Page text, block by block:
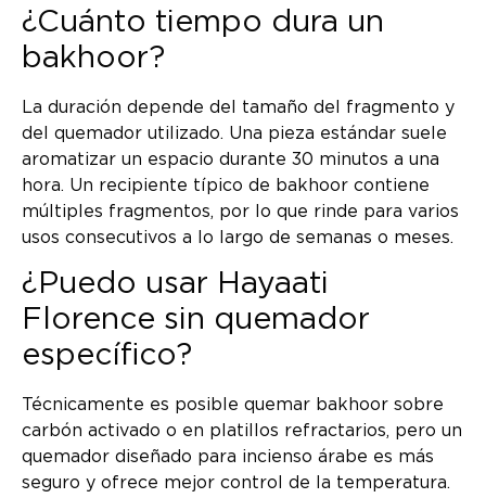
¿Cuánto tiempo dura un
bakhoor?
La duración depende del tamaño del fragmento y
del quemador utilizado. Una pieza estándar suele
aromatizar un espacio durante 30 minutos a una
hora. Un recipiente típico de bakhoor contiene
múltiples fragmentos, por lo que rinde para varios
usos consecutivos a lo largo de semanas o meses.
¿Puedo usar Hayaati
Florence sin quemador
específico?
Técnicamente es posible quemar bakhoor sobre
carbón activado o en platillos refractarios, pero un
quemador diseñado para incienso árabe es más
seguro y ofrece mejor control de la temperatura.